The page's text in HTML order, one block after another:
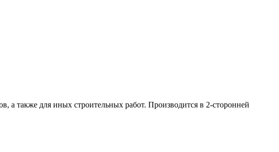
а также для иных строительных работ. Производится в 2-сторонней